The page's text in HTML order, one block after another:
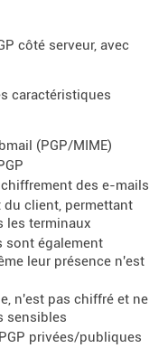
côté serveur, avec
caractéristiques
(PGP/MIME)
des e-mails
client, permettant
les terminaux
sont également
leur présence n'est
n'est pas chiffré et ne
sensibles
privées/publiques